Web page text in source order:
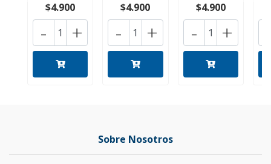
$4.900
+
-
$4.900
+
-
$4.900
+
-
Sobre Nosotros